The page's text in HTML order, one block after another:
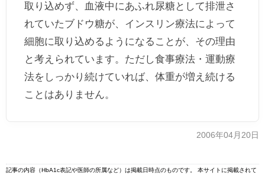
取り込めず、血液中にあふれ尿糖として排泄さ
れていたブドウ糖が、インスリン療法によって
細胞に取り込めるようになることが、その理由
と考えられています。ただし食事療法・運動療
法をしっかり続けていれば、体重が増え続ける
ことはありません。
2006年04月20日
記事の内容（HbA1c表記や医師の所属など）は掲載日時点のものです。 本サイトに掲載されて